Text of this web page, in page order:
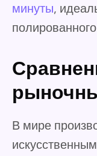
минуты,
В мире